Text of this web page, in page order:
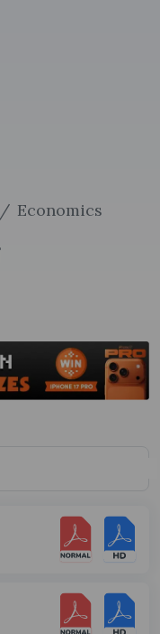
Economics